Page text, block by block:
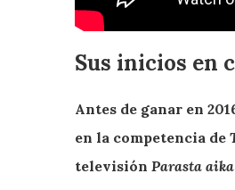
Sus inicios en
Antes de ganar en
en la competencia de
televisión Parasta aika